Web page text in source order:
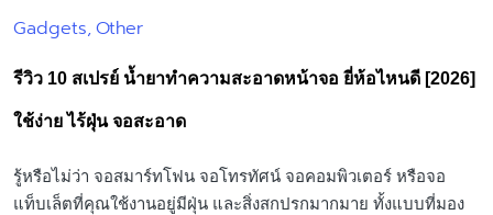
Posted
Gadgets Other
รีวิว 10 สเปรย์ น้ำยาทำความสะอาดหน้าจอ ยี่ห้อไหนดี [2026]
ใช้ง่าย ไร้ฝุ่น จอสะอาด
รู้หรือไม่ว่า จอสมาร์ทโฟน จอโทรทัศน์ จอคอมพิวเตอร์ หรือจอ
แท็บเล็ตที่คุณใช้งานอยู่มีฝุ่น และสิ่งสกปรกมากมาย ทั้งแบบที่มอง